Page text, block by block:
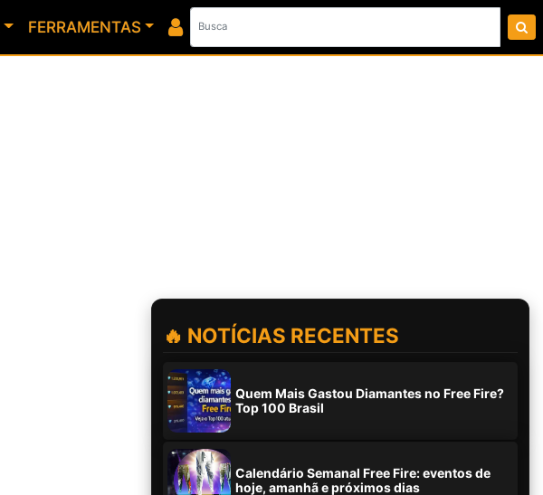
FERRAMENTAS
🔥 NOTÍCIAS RECENTES
Quem Mais Gastou Diamantes no Free Fire?
Top 100 Brasil
Calendário Semanal Free Fire: eventos de
hoje, amanhã e próximos dias